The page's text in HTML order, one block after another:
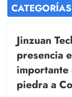
Jinzuan
presencia
piedra a